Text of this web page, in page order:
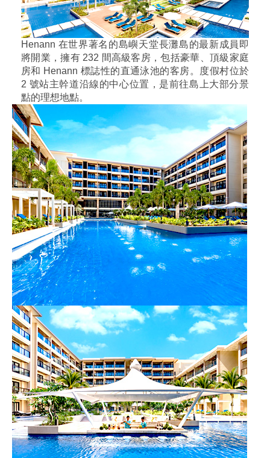
Henann 在世界著名的島嶼天堂長灘島的最新成員即
將開業，擁有 232 間高級客房，包括豪華、頂級家庭
房和 Henann 標誌性的直通泳池的客房。度假村位於
2 號站主幹道沿線的中心位置，是前往島上大部分景
點的理想地點。